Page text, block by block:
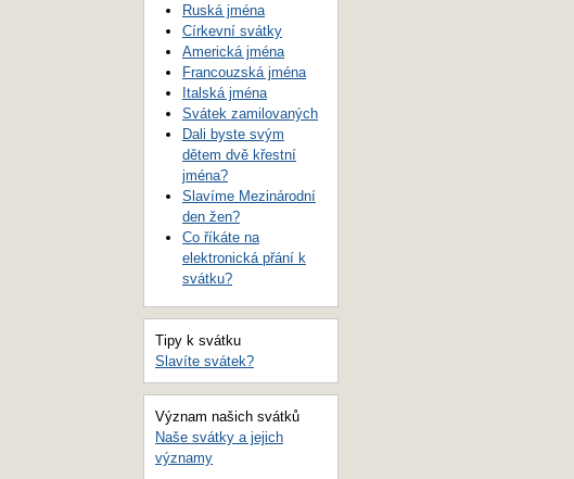
Ruská jména
Církevní svátky
Americká jména
Francouzská jména
Italská jména
Svátek zamilovaných
Dali byste svým
dětem dvě křestní
jména?
Slavíme Mezinárodní
den žen?
Co říkáte na
elektronická přání k
svátku?
Tipy k svátku
Slavíte svátek?
Význam našich svátků
Naše svátky a jejich
významy